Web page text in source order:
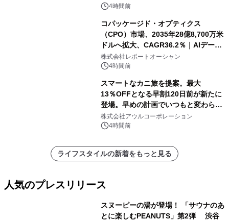
4時間前
コパッケージド・オプティクス
（CPO）市場、2035年28億8,700万米
ドルへ拡大、CAGR36.2％｜AIデータ
センター・高速光通信需要が成長を加
速
株式会社レポートオーシャン
4時間前
スマートなカニ旅を提案。最大
13％OFFとなる早割120日前が新たに
登場。早めの計画でいつもと変わらぬ
大人の冬旅を。ー夕日ヶ浦温泉「佳松
苑 別邸ふうか」ー
株式会社アウルコーポレーション
4時間前
ライフスタイルの新着をもっと見る
人気のプレスリリース
スヌーピーの湯が登場！ 「サウナのあ
とに楽しむPEANUTS」第2弾 渋谷